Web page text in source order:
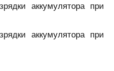
аккумулятора при
аккумулятора при